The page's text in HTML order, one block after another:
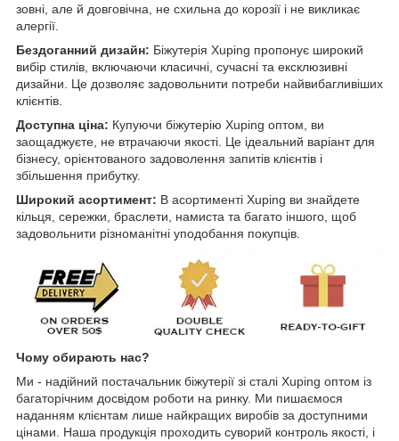
зовні, але й довговічна, не схильна до корозії і не викликає
алергії.
Бездоганний дизайн: Біжутерія Xuping пропонує широкий
вибір стилів, включаючи класичні, сучасні та ексклюзивні
дизайни. Це дозволяє задовольнити потреби найвибагливіших
клієнтів.
Доступна ціна: Купуючи біжутерію Xuping оптом, ви
заощаджуєте, не втрачаючи якості. Це ідеальний варіант для
бізнесу, орієнтованого задоволення запитів клієнтів і
збільшення прибутку.
Широкий асортимент: В асортименті Xuping ви знайдете
кільця, сережки, браслети, намиста та багато іншого, щоб
задовольнити різноманітні уподобання покупців.
Чому обирають нас?
Ми - надійний постачальник біжутерії зі сталі Xuping оптом із
багаторічним досвідом роботи на ринку. Ми пишаємося
наданням клієнтам лише найкращих виробів за доступними
цінами. Наша продукція проходить суворий контроль якості, і